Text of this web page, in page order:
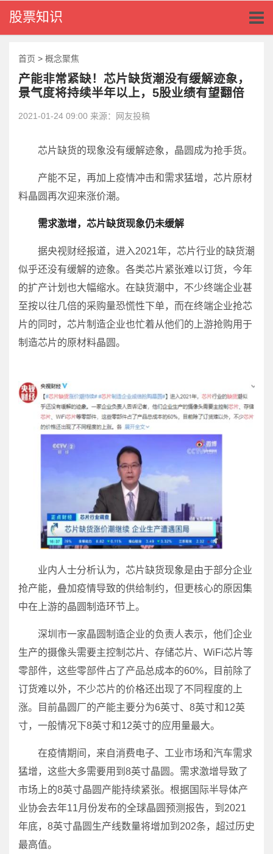
股票知识
首页 > 概念聚焦
产能非常紧缺！芯片缺货潮没有缓解迹象，
景气度将持续半年以上，5股业绩有望翻倍
2021-01-24 09:00 来源：网友投稿
芯片缺货的现象没有缓解迹象，晶圆成为抢手货。
产能不足，再加上疫情冲击和需求猛增，芯片原材
料晶圆再次迎来涨价潮。
需求激增，芯片缺货现象仍未缓解
据央视财经报道，进入2021年，芯片行业的缺货潮
似乎还没有缓解的迹象。各类芯片紧张难以订货，今年
的扩产计划也大幅缩水。在缺货潮中，不少终端企业甚
至按以往几倍的采购量恐慌性下单，而在终端企业抢芯
片的同时，芯片制造企业也忙着从他们的上游抢购用于
制造芯片的原材料晶圆。
业内人士分析认为，芯片缺货现象是由于部分企业
抢产能，叠加疫情导致的供给制约，但更核心的原因集
中在上游的晶圆制造环节上。
深圳市一家晶圆制造企业的负责人表示，他们企业
生产的摄像头需要主控制芯片、存储芯片、WiFi芯片等
零部件，这些零部件占了产品总成本的60%，目前除了
订货难以外，不少芯片的价格还出现了不同程度的上
涨。目前晶圆厂的产能主要分为6英寸、8英寸和12英
寸，一般情况下8英寸和12英寸的应用量最大。
在疫情期间，来自消费电子、工业市场和汽车需求
猛增，这些大多需要用到8英寸晶圆。需求激增导致了
市场上的8英寸晶圆产能持续紧张。根据国际半导体产
业协会去年11月份发布的全球晶圆预测报告，到2021
年底，8英寸晶圆生产线数量将增加到202条，超过历史
最高值。